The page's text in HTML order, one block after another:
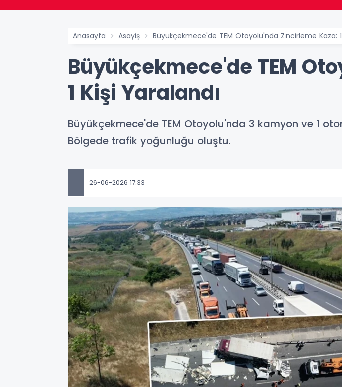
Anasayfa Asayiş Büyükçekmece'de TEM Otoyolu'nda Zincirleme Kaza: 1
Büyükçekmece'de TEM
1 Kişi Yaralandı
Büyükçekmece'de TEM Otoyolu'nda 3 kamyon ve 1
Bölgede trafik yoğunluğu oluştu.
26-06-2026 17:33